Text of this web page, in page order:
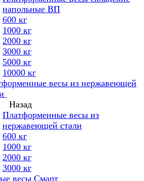
напольные ВП
600 кг
1000 кг
2000 кг
3000 кг
5000 кг
10000 кг
весы из нержавеющей
Назад
Платформенные весы из
нержавеющей стали
600 кг
1000 кг
2000 кг
3000 кг
весы Смарт